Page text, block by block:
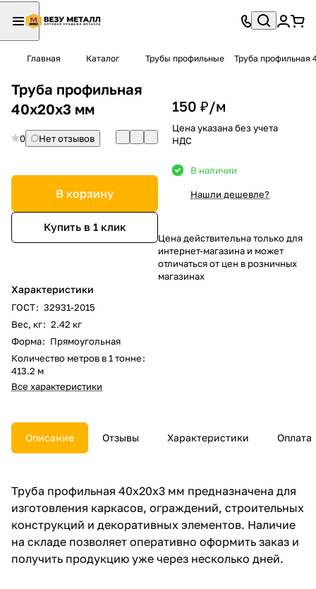
Главная Каталог Трубы профильные Труба профильная
Труба профильная
40х20х3 мм
0 Нет отзывов
В корзину
Купить в 1 клик
Характеристики
ГОСТ: 32931-2015
Вес, кг: 2.42 кг
Форма: Прямоугольная
Количество метров в 1 тонне:
413.2 м
Все характеристики
150 ₽/м
Цена указана без учета
НДС
В наличии
Нашли дешевле?
Цена действительна только для
интернет-магазина и может
отличаться от цен в розничных
магазинах
Описание Отзывы Характеристики Оплата
Труба профильная 40х20х3 мм предназначена для
изготовления каркасов, ограждений, строительных
конструкций и декоративных элементов. Наличие
на складе позволяет оперативно оформить заказ и
получить продукцию уже через несколько дней.